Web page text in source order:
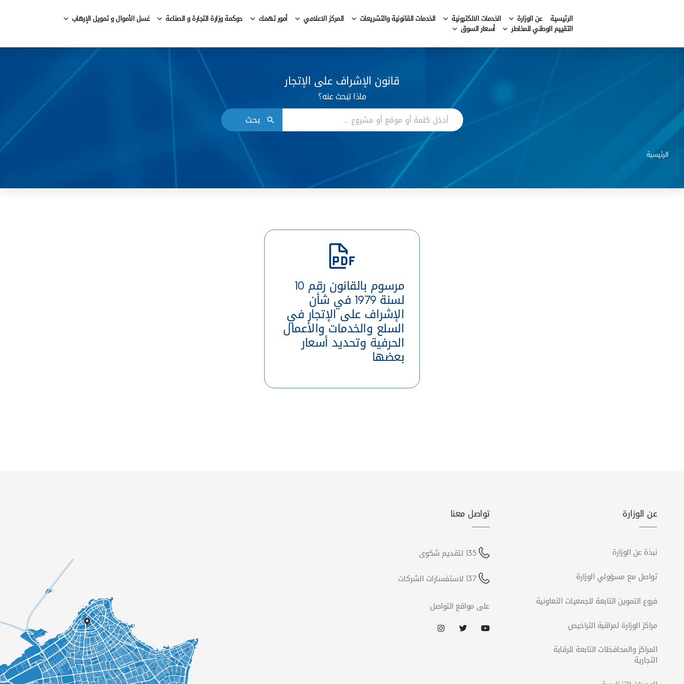
الرئيسية عن الوزارة الخدمات الالكترونية الخدمات القانونية والتشريعات المركز الاعلامي أمور تهمك حوكمة وزارة التجارة و الصناعة
غسل الأموال و تمويل الإرهاب
التقييم الوطني للمخاطر
أسعار السوق
قانون الإشراف على الإتجار
ماذا تبحث عنه؟
بحث
الرئيسية
مرسوم بالقانون رقم 10
لسنة 1979 في شأن
الإشراف على الإتجار في
السلع والخدمات والأعمال
الحرفية وتحديد أسعار
بعضها
عن الوزارة
نبذة عن الوزارة
تواصل مع مسؤولي الوزارة
فروع التموين التابعة للجمعيات التعاونية
مراكز الوزارة لمراقبة التراخيص
المراكز والمحافظات التابعة للرقابة
التجارية
تواصل معنا
135 لتقديم شكوى
137 لاستفسارات الشركات
على مواقع التواصل: